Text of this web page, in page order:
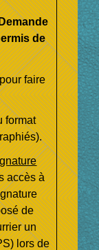
de
faire
format
accès à
de
un
lors de